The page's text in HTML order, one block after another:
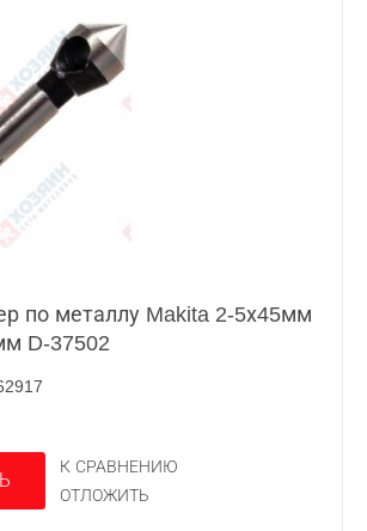
по металлу Makita 2-5х45мм
D-37502
К СРАВНЕНИЮ
ОТЛОЖИТЬ